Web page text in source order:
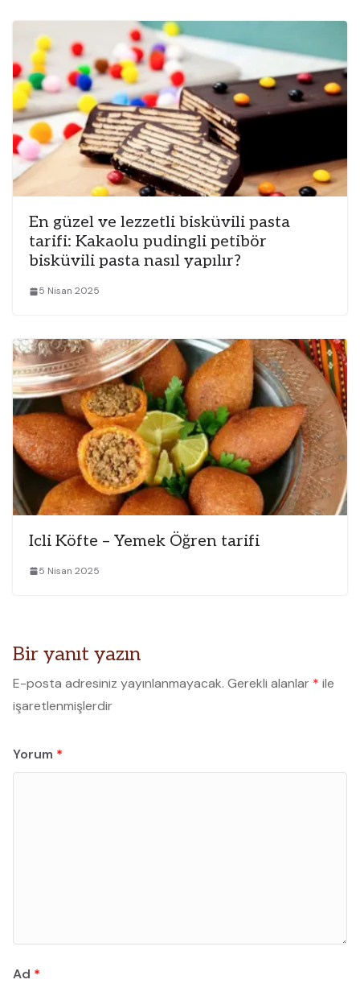
En güzel ve lezzetli bisküvili pasta
tarifi: Kakaolu pudingli petibör
bisküvili pasta nasıl yapılır?
5 Nisan 2025
Icli Köfte – Yemek Öğren tarifi
5 Nisan 2025
Bir yanıt yazın
E-posta adresiniz yayınlanmayacak. Gerekli alanlar * ile
işaretlenmişlerdir
Yorum *
Ad *